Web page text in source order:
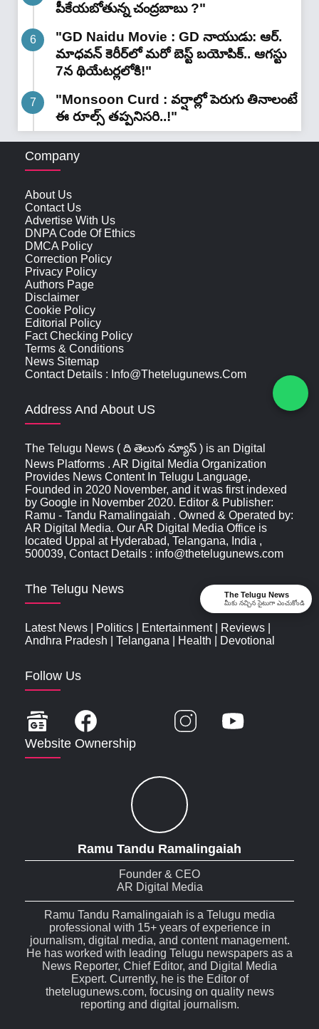
పీకేయబోతున్న చంద్రబాబు ?"
"GD Naidu Movie : GD నాయుడు: ఆర్.
మాధవన్‌ కెరీర్‌లో మరో బెస్ట్ బయోపిక్.. ఆగస్టు
7న థియేటర్లలోకి!"
"Monsoon Curd : వర్షాల్లో పెరుగు తినాలంటే
ఈ రూల్స్ తప్పనిసరి..!"
Company
About Us
Contact Us
Advertise With Us
DNPA Code Of Ethics
DMCA Policy
Correction Policy
Privacy Policy
Authors Page
Disclaimer
Cookie Policy
Editorial Policy
Fact Checking Policy
Terms & Conditions
News Sitemap
Contact Details : Info@thetelugunews.com
Address And About US
The Telugu News ( ది తెలుగు న్యూస్‌ ) is an Digital
News Platforms . AR Digital Media Organization
Provides News Content In Telugu Language,
Founded in 2020 November, and it was first indexed
by Google in November 2020. Editor & Publisher:
Ramu - Tandu Ramalingaiah . Owned & Operated by:
AR Digital Media. Our AR Digital Media Office is
located Uppal at Hyderabad, Telangana, India ,
500039, Contact Details : info@thetelugunews.com
The Telugu News
Latest News Politics Entertainment| Reviews
Andhra Pradesh
Telangana Health Devotional
Follow Us
Website Ownership
Ramu Tandu Ramalingaiah
Founder & CEO
AR Digital Media
Ramu Tandu Ramalingaiah is a Telugu media
professional with 15+ years of experience in
journalism, digital media, and content management.
He has worked with leading Telugu newspapers as a
News Reporter, Chief Editor, and Digital Media
Expert. Currently, he is the Editor of
thetelugunews.com, focusing on quality news
reporting and digital journalism.
The Telugu News
మీకు నచ్చిన సైటుగా ఎంచుకోండి